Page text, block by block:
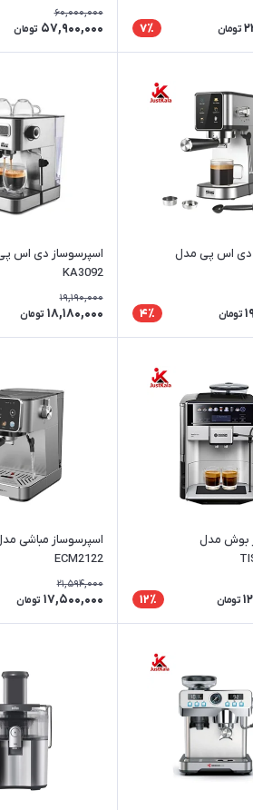
تومان 7٪
60,000,000
57,900,000 تومان
دی اس پی مدل
تومان 4٪
اسپرسوساز دی اس
KA3092
19,190,000
18,180,000 تومان
بوش مدل
تومان 12٪
ECM2122
21,594,000
17,500,000 تومان